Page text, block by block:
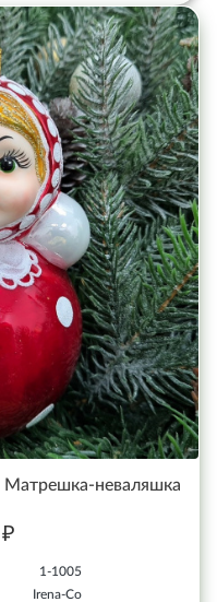
Матрешка-неваляшка
1-1005
Irena-Co